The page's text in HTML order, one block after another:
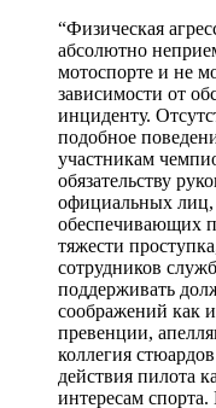
“Физическая
абсолютно
мотоспорте и не
зависимости от
инциденту.
подобное
участникам
обязательству
официальных лиц,
обеспечивающих
тяжести
сотрудников
поддерживать
соображений как
превенции,
коллегия
действия пилота
интересам спорта.